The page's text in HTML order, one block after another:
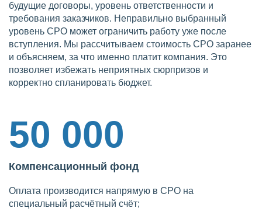
будущие договоры, уровень ответственности и
требования заказчиков. Неправильно выбранный
уровень СРО может ограничить работу уже после
вступления. Мы рассчитываем стоимость СРО заранее
и объясняем, за что именно платит компания. Это
позволяет избежать неприятных сюрпризов и
корректно спланировать бюджет.
50 000
Компенсационный фонд
Оплата производится напрямую в СРО на
специальный расчётный счёт;